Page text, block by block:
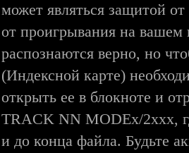
может являться защитой
от проигрывания на
распознаются верно, но
(Индексной карте)
открыть ее в блокноте и
TRACK NN MODEx/2xxx,
и до конца файла. Будьте